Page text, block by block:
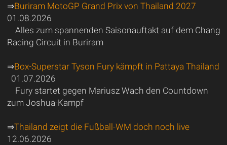
⇒Buriram MotoGP Grand Prix von Thailand 2027
01.08.2026
Alles zum spannenden Saisonauftakt auf dem Chang
Racing Circuit in Buriram
⇒Box-Superstar Tyson Fury kämpft in Pattaya Thailand
01.07.2026
Fury startet gegen Mariusz Wach den Countdown
zum Joshua-Kampf
⇒Thailand zeigt die Fußball-WM doch noch live
12.06.2026